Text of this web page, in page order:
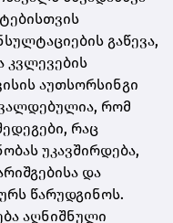
გაწევა,
კვლევების
აუთსორსინგი
რომ
რაც
უკავშირდება,
და
წარუდგინოს.
აღნიშნული